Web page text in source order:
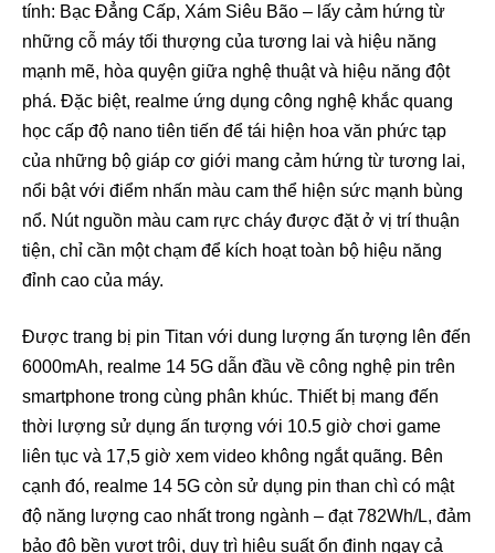
tính: Bạc Đẳng Cấp, Xám Siêu Bão – lấy cảm hứng từ
những cỗ máy tối thượng của tương lai và hiệu năng
mạnh mẽ, hòa quyện giữa nghệ thuật và hiệu năng đột
phá. Đặc biệt, realme ứng dụng công nghệ khắc quang
học cấp độ nano tiên tiến để tái hiện hoa văn phức tạp
của những bộ giáp cơ giới mang cảm hứng từ tương lai,
nổi bật với điểm nhấn màu cam thể hiện sức mạnh bùng
nổ. Nút nguồn màu cam rực cháy được đặt ở vị trí thuận
tiện, chỉ cần một chạm để kích hoạt toàn bộ hiệu năng
đỉnh cao của máy.
Được trang bị pin Titan với dung lượng ấn tượng lên đến
6000mAh, realme 14 5G dẫn đầu về công nghệ pin trên
smartphone trong cùng phân khúc. Thiết bị mang đến
thời lượng sử dụng ấn tượng với 10.5 giờ chơi game
liên tục và 17,5 giờ xem video không ngắt quãng. Bên
cạnh đó, realme 14 5G còn sử dụng pin than chì có mật
độ năng lượng cao nhất trong ngành – đạt 782Wh/L, đảm
bảo độ bền vượt trội, duy trì hiệu suất ổn định ngay cả